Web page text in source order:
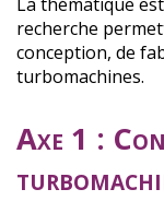
recherche
conception, de
turbomachines.
Axe 1 :